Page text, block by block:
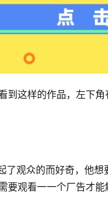
到这样的作品，左下
了观众的而好奇，他
要观看一一个厂告才